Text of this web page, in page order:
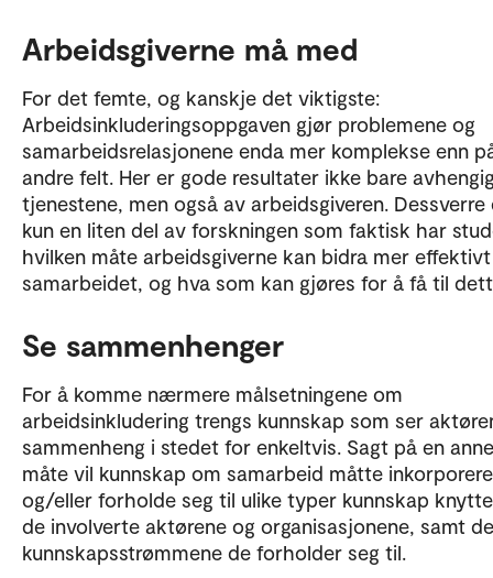
Arbeidsgiverne må med
For det femte, og kanskje det viktigste:
Arbeidsinkluderingsoppgaven gjør problemene og
samarbeidsrelasjonene enda mer komplekse enn
andre felt. Her er gode resultater ikke bare
tjenestene, men også av arbeidsgiveren.
kun en liten del av forskningen som faktisk har
hvilken måte arbeidsgiverne kan bidra mer
samarbeidet, og hva som kan gjøres for å få til
Se sammenhenger
For å komme nærmere målsetningene om
arbeidsinkludering trengs kunnskap som ser
sammenheng i stedet for enkeltvis. Sagt på en
måte vil kunnskap om samarbeid måtte inkorporere
og/eller forholde seg til ulike typer kunnskap
de involverte aktørene og organisasjonene, samt
kunnskapsstrømmene de forholder seg til.